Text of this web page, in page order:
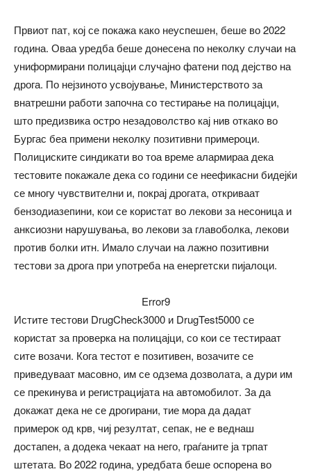
Првиот пат, кој се покажа како неуспешен, беше во 2022
година. Оваа уредба беше донесена по неколку случаи на
униформирани полицајци случајно фатени под дејство на
дрога. По нејзиното усвојување, Министерството за
внатрешни работи започна со тестирање на полицајци,
што предизвика остро незадоволство кај нив откако во
Бургас беа примени неколку позитивни примероци.
Полициските синдикати во тоа време алармираа дека
тестовите покажале дека со години се неефикасни бидејќи
се многу чувствителни и, покрај дрогата, откриваат
бензодиазепини, кои се користат во лекови за несоница и
анксиозни нарушувања, во лекови за главоболка, лекови
против болки итн. Имало случаи на лажно позитивни
тестови за дрога при употреба на енергетски пијалоци.
Error9
Истите тестови DrugCheck3000 и DrugTest5000 се
користат за проверка на полицајци, со кои се тестираат
сите возачи. Кога тестот е позитивен, возачите се
приведуваат масовно, им се одзема дозволата, а дури им
се прекинува и регистрацијата на автомобилот. За да
докажат дека не се дрогирани, тие мора да дадат
примерок од крв, чиј резултат, сепак, не е веднаш
достапен, а додека чекаат на него, граѓаните ја трпат
штетата. Во 2022 година, уредбата беше оспорена во